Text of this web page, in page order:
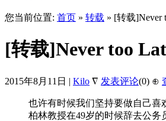
您当前位置: 首页 » 转载 » [转载]Never
[转载]Never too
2015年8月11日 | Kilo ∇ 发表评论(0) ⊕
也许有时候我们坚持要做自己喜
柏林教授在49岁的时候辞去公